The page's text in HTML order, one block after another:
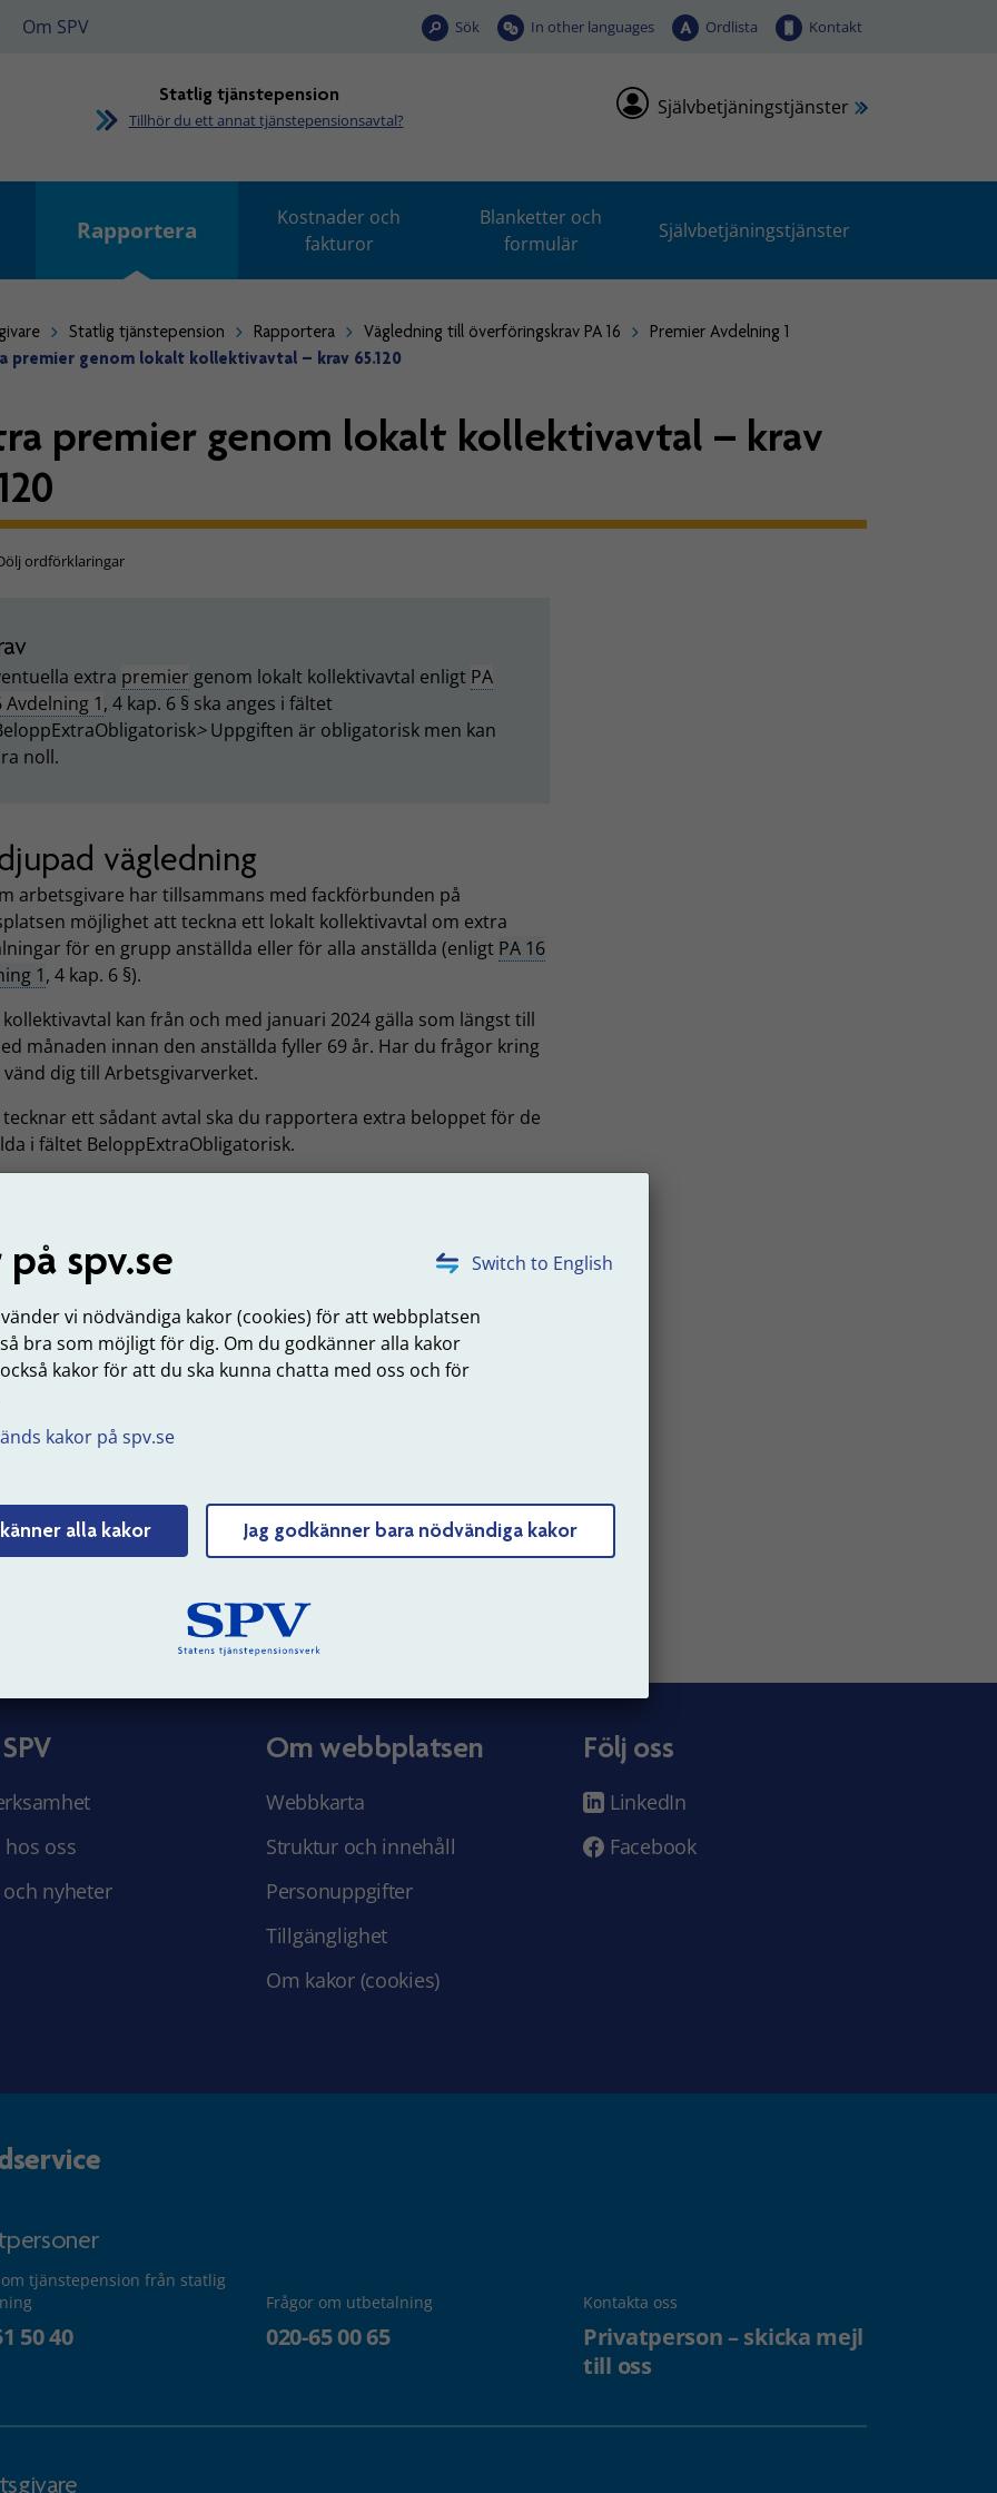
Switch to English
spv.se
vi nödvändiga kakor (cookies) för att webbplatsen
bra som möjligt för dig. Om du godkänner alla kakor
kakor för att du ska kunna chatta med oss och för
kakor på spv.se
alla kakor Jag godkänner bara nödvändiga kakor
Om SPV Sök In other languages Ordlista Kontakt
Statlig tjänstepension
Tillhör du ett annat tjänstepensionsavtal?
Självbetjäningstjänster
Rapportera
Kostnader och
fakturor
Blanketter och
formulär
Självbetjäningstjänster
Statlig tjänstepension Rapportera Vägledning till överföringskrav PA 16
Premier Avdelning 1
premier genom lokalt kollektivavtal – krav 65.120
premier genom lokalt kollektivavtal – krav
ordförklaringar
extra premier genom lokalt kollektivavtal enligt PA
Avdelning 1, 4 kap. 6 § ska anges i fältet
>Uppgiften är obligatorisk men kan
noll.
vägledning
arbetsgivare har tillsammans med fackförbunden på
möjlighet att teckna ett lokalt kollektivavtal om extra
för en grupp anställda eller för alla anställda (enligt PA 16
1, 4 kap. 6 §).
kollektivavtal kan från och med januari 2024 gälla som längst till
månaden innan den anställda fyller 69 år. Har du frågor kring
vänd dig till Arbetsgivarverket.
tecknar ett sådant avtal ska du rapportera extra beloppet för de
i fältet BeloppExtraObligatorisk.
som sätts av enligt lokalt kollektivavtal placeras i
pengarna?
extra avsättningar faktureras på den ordinarie fakturan för
pension. På fakturan specificeras det som Extra
avdelning 1.
2023-11-08
Tyck till om sidans innehåll
hos oss
och nyheter
Om webbplatsen
Webbkarta
Struktur och innehåll
Personuppgifter
Tillgänglighet
Om kakor (cookies)
Följ oss
LinkedIn
Facebook
om tjänstepension från statlig
50 40
Frågor om utbetalning
020-65 00 65
Kontakta oss
Privatperson – skicka mejl
till oss